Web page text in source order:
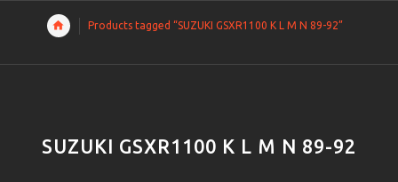
Products tagged “SUZUKI GSXR1100 K L M N 89-92”
SUZUKI GSXR1100 K L M N 89-92